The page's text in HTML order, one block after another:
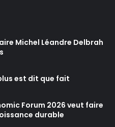
Michel Léandre Delbrah
est dit que fait
Forum 2026 veut faire
durable